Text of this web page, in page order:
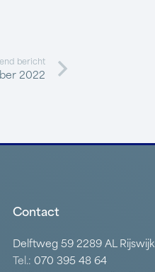
bericht
2022
Contact
Delftweg 59 2289 AL Rijswijk
Tel.: 070 395 48 64